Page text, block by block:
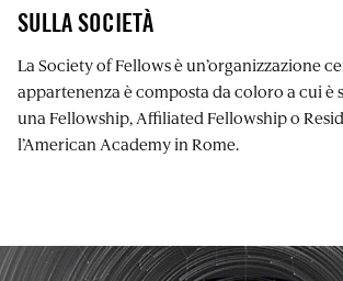
SULLA SOCIETÀ
La Society of Fellows è un’organizzazione
appartenenza è composta da coloro a cui è
una Fellowship, Affiliated Fellowship o
l’American Academy in Rome.